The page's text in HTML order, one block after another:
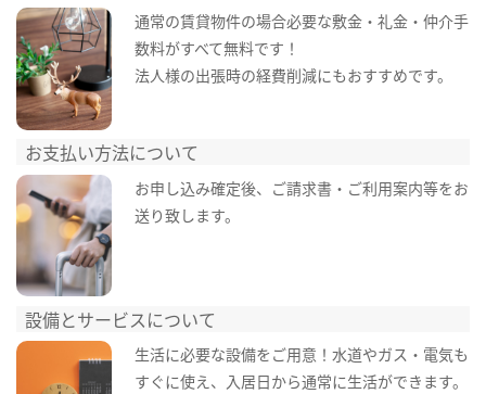
通常の賃貸物件の場合必要な敷金・礼金・仲介手
数料がすべて無料です！
法人様の出張時の経費削減にもおすすめです。
お支払い方法について
お申し込み確定後、ご請求書・ご利用案内等をお
送り致します。
設備とサービスについて
生活に必要な設備をご用意！水道やガス・電気も
すぐに使え、入居日から通常に生活ができます。